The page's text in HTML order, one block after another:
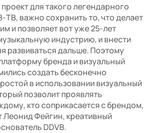
для такого легендарного
ТВ, важно сохранить то, что делает
и позволяет вот уже 25-лет
индустрию, и внести
развиваться дальше. Поэтому
бренда и визуальный
создать бесконечно
в использовании визуальный
позволит проявлять
кто соприкасается с брендом,
Леонид Фейгин, креативный
DDVB.